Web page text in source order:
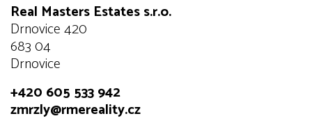
Real Masters Estates s.r.o.
Drnovice 420
683 04
Drnovice
+420 605 533 942
zmrzly@rmereality.cz